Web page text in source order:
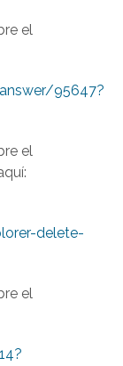
el
95647?
el
delete-
el